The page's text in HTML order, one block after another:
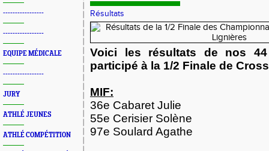
-----------------
-----------------
EQUIPE MÉDICALE
-----------------
JURY
ATHLÉ JEUNES
ATHLÉ COMPÉTITION
Résultats
Voici les résultats de nos
participé à la 1/2 Finale de
MIF:
36e Cabaret Julie
55e Cerisier Solène
97e Soulard Agathe